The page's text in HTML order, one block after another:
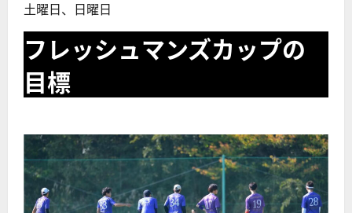
土曜日、日曜日
フレッシュマンズカップの
目標